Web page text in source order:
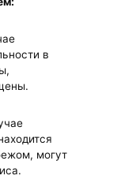
в
могут